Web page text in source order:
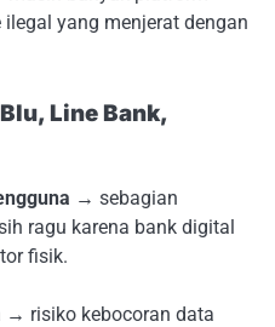
yang menjerat dengan
Line Bank,
→ sebagian
ragu karena bank digital
fisik.
→ risiko kebocoran data